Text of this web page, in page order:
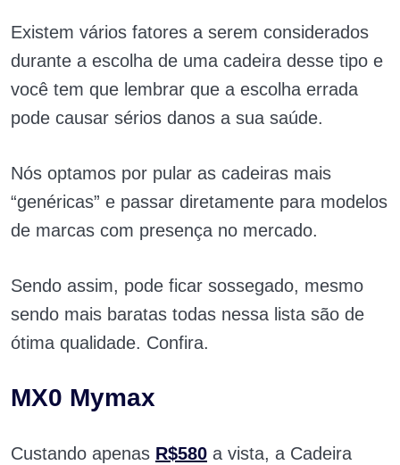
Existem vários fatores a serem considerados
durante a escolha de uma cadeira desse tipo e
você tem que lembrar que a escolha errada
pode causar sérios danos a sua saúde.
Nós optamos por pular as cadeiras mais
“genéricas” e passar diretamente para modelos
de marcas com presença no mercado.
Sendo assim, pode ficar sossegado, mesmo
sendo mais baratas todas nessa lista são de
ótima qualidade. Confira.
MX0 Mymax
Custando apenas R$580 a vista, a Cadeira